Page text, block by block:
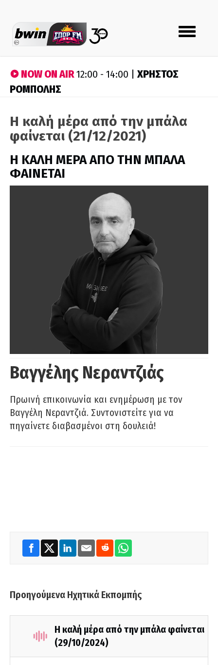
Toggle
navigation
NOW ON AIR12:00 - 14:00 | ΧΡΗΣΤΟΣ
ΡΟΜΠΟΛΗΣ
Η καλή μέρα από την μπάλα
φαίνεται (21/12/2021)
H ΚΑΛΗ ΜΕΡΑ ΑΠΟ ΤΗΝ ΜΠΑΛΑ
ΦΑΙΝΕΤΑΙ
Βαγγέλης Νεραντζιάς
Πρωινή επικοινωνία και ενημέρωση με τον
Βαγγέλη Νεραντζιά. Συντονιστείτε για να
πηγαίνετε διαβασμένοι στη δουλειά!
Προηγούμενα Ηχητικά Εκπομπής
Η καλή μέρα από την μπάλα φαίνεται
(29/10/2024)